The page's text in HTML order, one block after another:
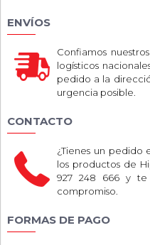
ENVÍOS
Confiamos
logísticos
pedido a la
urgencia posible.
CONTACTO
¿Tienes un pedido
los productos de
927 248 666 y te
compromiso.
FORMAS DE PAGO